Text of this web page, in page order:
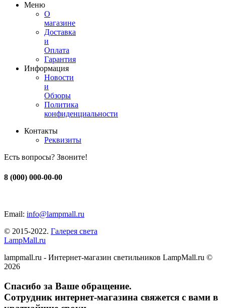
Меню
О
магазине
Доставка
и
Оплата
Гарантия
Информация
Новости
и
Обзоры
Политика
конфиденциальности
Контакты
Реквизиты
Есть вопросы? Звоните!
8 (000) 000-00-00
Email: info@lampmall.ru
© 2015-2022. Галерея света
LampMall.ru
lampmall.ru - Интернет-магазин светильников LampMall.ru ©
2026
Спасибо за Ваше обращение.
Сотрудник интернет-магазина свяжется с вами в